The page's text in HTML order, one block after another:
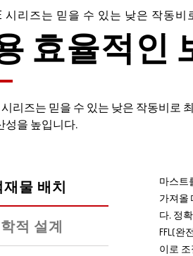
시리즈는 믿을 수 있는 낮은 작동
효율적인
시리즈는 믿을 수 있는 낮은 작동비
성을 높입니다.
물 배치
적 설계
마스트
가져올
다. 정
FFL(완
이로